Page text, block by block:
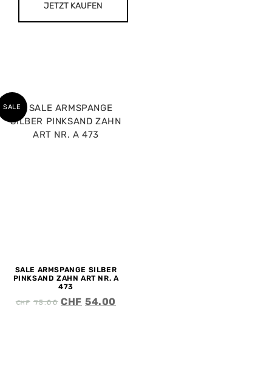
JETZT KAUFEN
SALE
SALE ARMSPANGE SILBER
PINKSAND ZAHN ART NR. A
473
CHF75.00 CHF 54.00